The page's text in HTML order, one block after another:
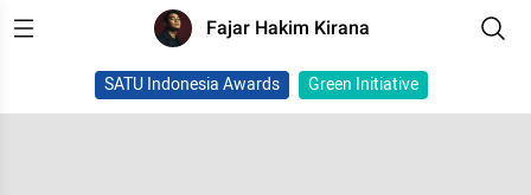
Fajar Hakim Kirana
SATU Indonesia Awards Green Initiative